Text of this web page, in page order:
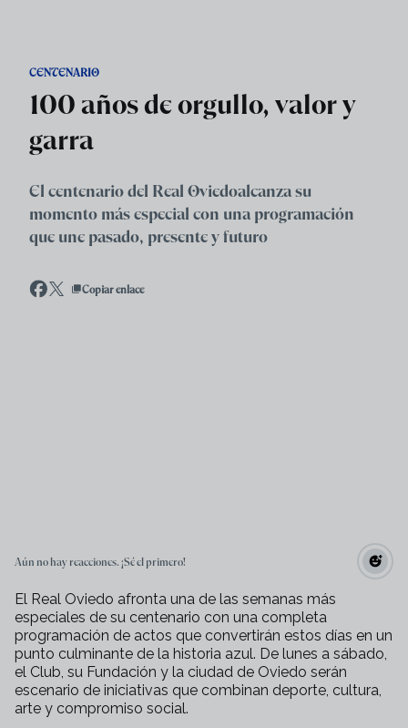
CENTENARIO
100 años de orgullo, valor y
garra
El centenario del Real Oviedoalcanza su
momento más especial con una programación
que une pasado, presente y futuro
Copiar enlace
Aún no hay reacciones. ¡Sé el primero!
El Real Oviedo afronta una de las semanas más
especiales de su centenario con una completa
programación de actos que convertirán estos días en un
punto culminante de la historia azul. De lunes a sábado,
el Club, su Fundación y la ciudad de Oviedo serán
escenario de iniciativas que combinan deporte, cultura,
arte y compromiso social.